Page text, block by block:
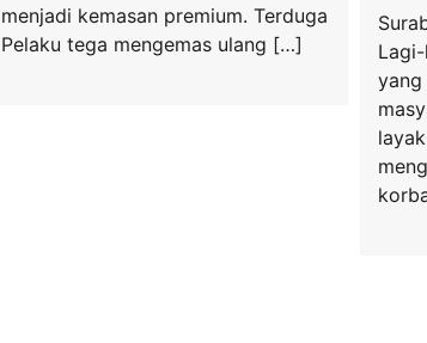
menjadi kemasan premium. Terduga
Pelaku tega mengemas ulang […]
yang